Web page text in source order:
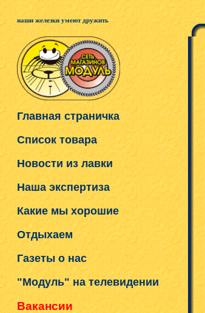
наши железки умеют дружить
Главная страничка
Список товара
Новости из лавки
Наша экспертиза
Какие мы хорошие
Отдыхаем
Газеты о нас
"Модуль" на телевидении
Вакансии